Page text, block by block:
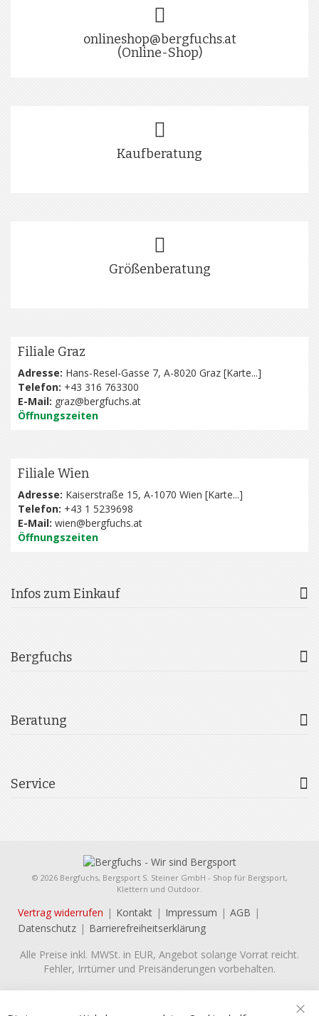
onlineshop@bergfuchs.at
(Online-Shop)
Kaufberatung
Größenberatung
Filiale Graz
Adresse: Hans-Resel-Gasse 7, A-8020 Graz [Karte...]
Telefon: +43 316 763300
E-Mail: graz@bergfuchs.at
Öffnungszeiten
Filiale Wien
Adresse: Kaiserstraße 15, A-1070 Wien [Karte...]
Telefon: +43 1 5239698
E-Mail: wien@bergfuchs.at
Öffnungszeiten
Infos zum Einkauf
Bergfuchs
Beratung
Service
© 2026 Bergfuchs, Bergsport S. Steiner GmbH - Shop für Bergsport,
Klettern und Outdoor.
Vertrag widerrufen Kontakt Impressum
AGB
Datenschutz
Barrierefreiheitserklärung
Alle Preise inkl. MWSt. in EUR, Angebot solange Vorrat reicht.
Fehler, Irrtümer und Preisänderungen vorbehalten.